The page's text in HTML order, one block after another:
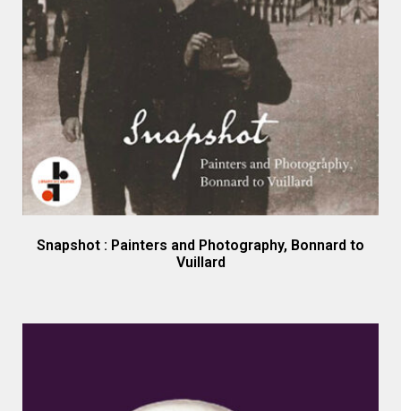
Snapshot : Painters and Photography, Bonnard to
Vuillard